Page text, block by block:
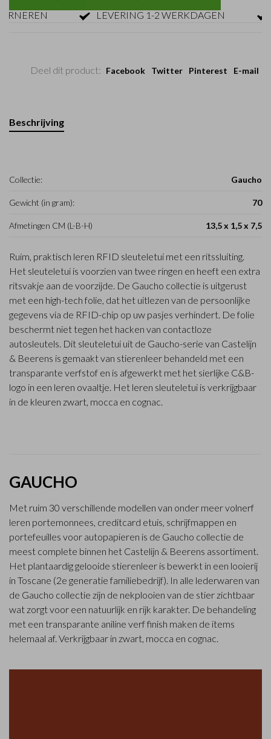
LEVERING 1-2 WERKDAGEN
Deel dit product: Facebook Twitter Pinterest E-mail
Beschrijving
Collectie: Gaucho
Gewicht (in gram): 70
Afmetingen CM (L-B-H) 13,5 x 1,5 x 7,5
Ruim, praktisch leren RFID sleuteletui met een ritssluiting.
Het sleuteletui is voorzien van twee ringen en heeft een extra
ritsvakje aan de voorzijde. De Gaucho collectie is uitgerust
met een high-tech folie, dat het uitlezen van de persoonlijke
gegevens via de RFID-chip op uw pasjes verhindert. De folie
beschermt niet tegen het hacken van contactloze
autosleutels. Dit sleuteletui uit de Gaucho-serie van Castelijn
& Beerens is gemaakt van stierenleer behandeld met een
transparante verfstof en is afgewerkt met het sierlijke C&B-
logo in een leren ovaaltje. Het leren sleuteletui is verkrijgbaar
in de kleuren zwart, mocca en cognac.
GAUCHO
Met ruim 30 verschillende modellen van onder meer volnerf
leren portemonnees, creditcard etuis, schrijfmappen en
portefeuilles voor autopapieren is de Gaucho collectie de
meest complete binnen het Castelijn & Beerens assortiment.
Het plantaardig gelooide stierenleer is bewerkt in een looierij
in Toscane (2e generatie familiebedrijf). In alle lederwaren van
de Gaucho collectie zijn de nekplooien van de stier zichtbaar
wat zorgt voor een natuurlijk en rijk karakter. De behandeling
met een transparante aniline verf finish maken de items
helemaal af. Verkrijgbaar in zwart, mocca en cognac.